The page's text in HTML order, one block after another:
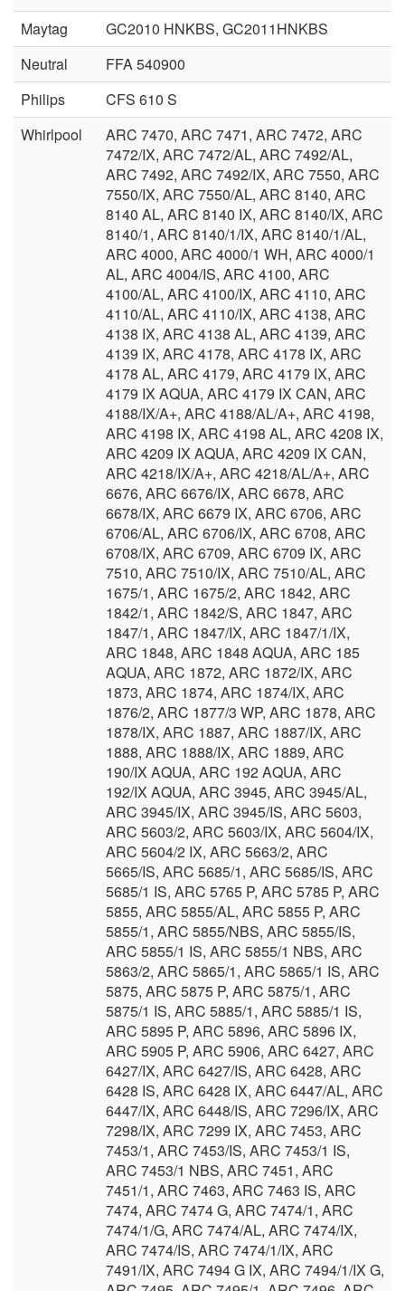
Maytag
GC2010 HNKBS, GC2011HNKBS
Neutral
FFA 540900
Philips
CFS 610 S
Whirlpool
ARC 7470, ARC 7471, ARC 7472, ARC
7472/IX, ARC 7472/AL, ARC 7492/AL,
ARC 7492, ARC 7492/IX, ARC 7550, ARC
7550/IX, ARC 7550/AL, ARC 8140, ARC
8140 AL, ARC 8140 IX, ARC 8140/IX, ARC
8140/1, ARC 8140/1/IX, ARC 8140/1/AL,
ARC 4000, ARC 4000/1 WH, ARC 4000/1
AL, ARC 4004/IS, ARC 4100, ARC
4100/AL, ARC 4100/IX, ARC 4110, ARC
4110/AL, ARC 4110/IX, ARC 4138, ARC
4138 IX, ARC 4138 AL, ARC 4139, ARC
4139 IX, ARC 4178, ARC 4178 IX, ARC
4178 AL, ARC 4179, ARC 4179 IX, ARC
4179 IX AQUA, ARC 4179 IX CAN, ARC
4188/IX/A+, ARC 4188/AL/A+, ARC 4198,
ARC 4198 IX, ARC 4198 AL, ARC 4208 IX,
ARC 4209 IX AQUA, ARC 4209 IX CAN,
ARC 4218/IX/A+, ARC 4218/AL/A+, ARC
6676, ARC 6676/IX, ARC 6678, ARC
6678/IX, ARC 6679 IX, ARC 6706, ARC
6706/AL, ARC 6706/IX, ARC 6708, ARC
6708/IX, ARC 6709, ARC 6709 IX, ARC
7510, ARC 7510/IX, ARC 7510/AL, ARC
1675/1, ARC 1675/2, ARC 1842, ARC
1842/1, ARC 1842/S, ARC 1847, ARC
1847/1, ARC 1847/IX, ARC 1847/1/IX,
ARC 1848, ARC 1848 AQUA, ARC 185
AQUA, ARC 1872, ARC 1872/IX, ARC
1873, ARC 1874, ARC 1874/IX, ARC
1876/2, ARC 1877/3 WP, ARC 1878, ARC
1878/IX, ARC 1887, ARC 1887/IX, ARC
1888, ARC 1888/IX, ARC 1889, ARC
190/IX AQUA, ARC 192 AQUA, ARC
192/IX AQUA, ARC 3945, ARC 3945/AL,
ARC 3945/IX, ARC 3945/IS, ARC 5603,
ARC 5603/2, ARC 5603/IX, ARC 5604/IX,
ARC 5604/2 IX, ARC 5663/2, ARC
5665/IS, ARC 5685/1, ARC 5685/IS, ARC
5685/1 IS, ARC 5765 P, ARC 5785 P, ARC
5855, ARC 5855/AL, ARC 5855 P, ARC
5855/1, ARC 5855/NBS, ARC 5855/IS,
ARC 5855/1 IS, ARC 5855/1 NBS, ARC
5863/2, ARC 5865/1, ARC 5865/1 IS, ARC
5875, ARC 5875 P, ARC 5875/1, ARC
5875/1 IS, ARC 5885/1, ARC 5885/1 IS,
ARC 5895 P, ARC 5896, ARC 5896 IX,
ARC 5905 P, ARC 5906, ARC 6427, ARC
6427/IX, ARC 6427/IS, ARC 6428, ARC
6428 IS, ARC 6428 IX, ARC 6447/AL, ARC
6447/IX, ARC 6448/IS, ARC 7296/IX, ARC
7298/IX, ARC 7299 IX, ARC 7453, ARC
7453/1, ARC 7453/IS, ARC 7453/1 IS,
ARC 7453/1 NBS, ARC 7451, ARC
7451/1, ARC 7463, ARC 7463 IS, ARC
7474, ARC 7474 G, ARC 7474/1, ARC
7474/1/G, ARC 7474/AL, ARC 7474/IX,
ARC 7474/IS, ARC 7474/1/IX, ARC
7491/IX, ARC 7494 G IX, ARC 7494/1/IX G,